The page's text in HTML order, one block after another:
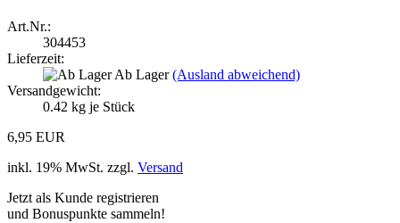
Art.Nr.:
304453
Lieferzeit:
Ab Lager(Ausland abweichend)
Versandgewicht:
0.42 kg je Stück
6,95 EUR
inkl. 19% MwSt. zzgl. Versand
Jetzt als Kunde registrieren
und Bonuspunkte sammeln!